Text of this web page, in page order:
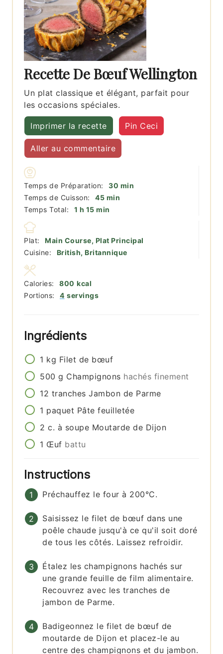
Recette De Bœuf Wellington
Un plat classique et élégant, parfait pour
les occasions spéciales.
Imprimer la recette Pin Ceci
Aller au commentaire
Temps de Préparation: 30 minutes
min
Temps de Cuisson:
45minutes
min
Temps Total:
1 heure
h 15minutes
min
Plat:
Main Course, Plat Principal
Cuisine:
British, Britannique
Portions: 4 servings
Calories: 800 kcal
Ingrédients
1 kg Filet de bœuf
500 g Champignons hachés finement
12 tranches Jambon de Parme
1 paquet Pâte feuilletée
2 c. à soupe Moutarde de Dijon
1 Œuf battu
Instructions
Préchauffez le four à 200°C.
Saisissez le filet de bœuf dans une
poêle chaude jusqu'à ce qu'il soit doré
de tous les côtés. Laissez refroidir.
Étalez les champignons hachés sur
une grande feuille de film alimentaire.
Recouvrez avec les tranches de
jambon de Parme.
Badigeonnez le filet de bœuf de
moutarde de Dijon et placez-le au
centre des champignons et du jambon.